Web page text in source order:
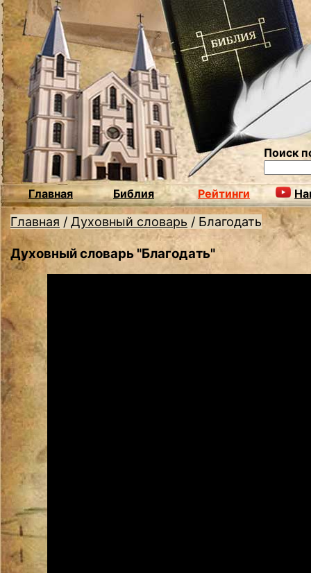
Поиск
Главная Библия Рейтинги
Главная / Духовный словарь / Благодать
Духовный словарь "Благодать"